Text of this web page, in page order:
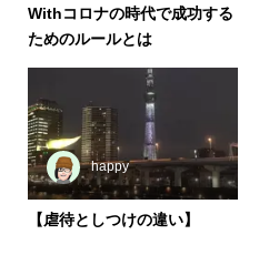
Withコロナの時代で成功する
ためのルールとは
happy
【虐待としつけの違い】